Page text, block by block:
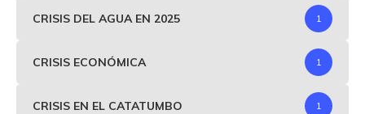
CRISIS DEL AGUA EN 2025 1
CRISIS ECONÓMICA 1
CRISIS EN EL CATATUMBO 1